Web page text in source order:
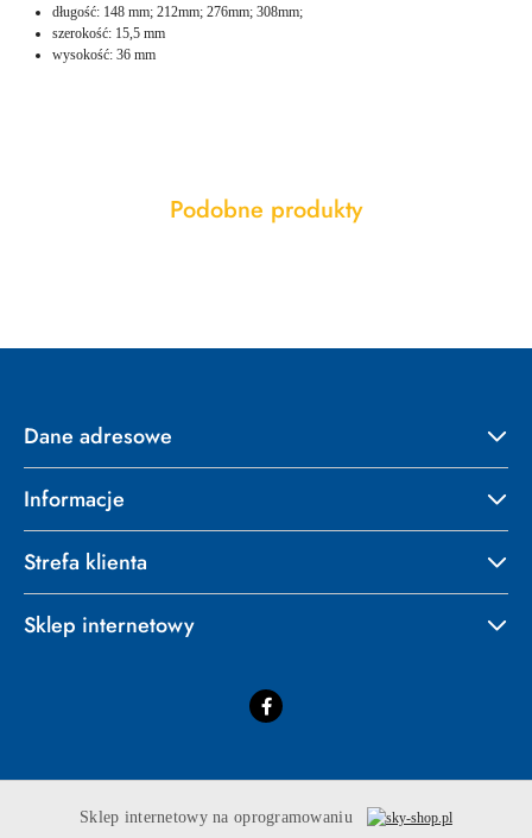
długość: 148 mm; 212mm; 276mm; 308mm;
szerokość: 15,5 mm
wysokość: 36 mm
Pomiń karuzelę produktów
Produkty
Podobne produkty
Dane adresowe
Informacje
Strefa klienta
Sklep internetowy
Sklep internetowy na oprogramowaniu